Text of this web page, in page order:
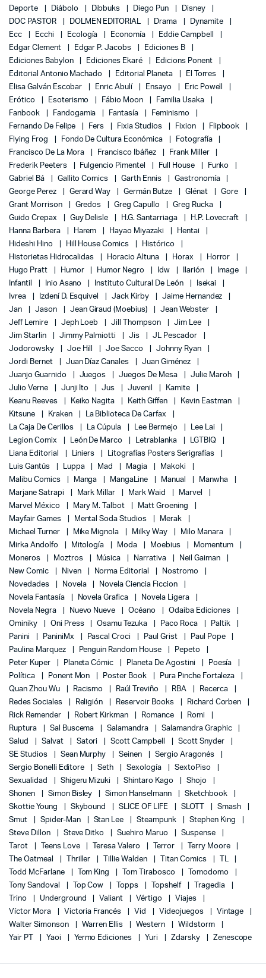
Deporte
Diábolo Dibbuks Diego Pun
Disney
DOC PASTOR
DOLMEN EDITORIAL Drama
Dynamite
Ecc
Ecchi Ecología Economía
Eddie Campbell
Edgar Clement
Edgar P. Jacobs
Ediciones B
Ediciones Babylon
Ediciones Ekaré
Edicions Ponent
Editorial Antonio Machado
Editorial Planeta
El Torres
Elisa Galván Escobar
Enric Abulí Ensayo
Eric Powell
Erótico
Esoterismo Fábio Moon
Familia Usaka
Fanbook
Fandogamia Fantasía
Feminismo
Fernando De Felipe
Fers Fixia Studios Fixion
Flipbook
Flying Frog
Fondo De Cultura Económica
Fotografía
Francisco De La Mora
Francisco Ibáñez
Frank Miller
Frederik Peeters
Fulgencio Pimentel Full House
Funko
Gabriel Bá
Gallito Comics Garth Ennis
Gastronomía
George Perez
Gerard Way Germán Butze Glénat
Gore
Grant Morrison
Gredos Greg Capullo
Greg Rucka
Guido Crepax
Guy Delisle H.G. Santarriaga
H.P. Lovecraft
Hanna Barbera
Harem Hayao Miyazaki
Hentai
Hideshi Hino
Hill House Comics
Histórico
Historietas Hidrocalidas
Horacio Altuna Horax
Horror
Hugo Pratt
Humor Humor Negro Idw Ilarión
Image
Infantil
Inio Asano Instituto Cultural De León
Isekai
Ivrea
Izdení D. Esquivel Jack Kirby
Jaime Hernandez
Jan
Jason Jean Giraud (Moebius)
Jean Webster
Jeff Lemire
Jeph Loeb Jill Thompson
Jim Lee
Jim Starlin
Jimmy Palmiotti Jis
JL Pescador
Jodorowsky
Joe Hill Joe Sacco
Johnny Ryan
Jordi Bernet
Juan Díaz Canales
Juan Giménez
Juanjo Guarnido
Juegos Juegos De Mesa
Julie Maroh
Julio Verne
Junji Ito Jus Juvenil
Kamite
Keanu Reeves
Keiko Nagita Keith Giffen
Kevin Eastman
Kitsune
Kraken
La Biblioteca De Carfax
La Caja De Cerillos
La Cúpula Lee Bermejo
Lee Lai
Legion Comix
León De Marco Letrablanka
LGTBIQ
Liana Editorial
Liniers
Litografías Posters Serigrafías
Luis Gantús
Luppa Mad Magia
Makoki
Malibu Comics
Manga MangaLine Manual
Manwha
Marjane Satrapi
Mark Millar Mark Waid
Marvel
Marvel México
Mary M. Talbot
Matt Groening
Mayfair Games
Mental Soda Studios
Merak
Michael Turner
Mike Mignola Milky Way
Milo Manara
Mirka Andolfo
Mitología Moda Moebius
Momentum
Moneros
Moztros Música Narrativa
Neil Gaiman
New Comic
Niven Norma Editorial
Nostromo
Novedades
Novela
Novela Ciencia Ficcion
Novela Fantasía
Novela Grafica
Novela Ligera
Novela Negra
Nuevo Nueve Océano
Odaiba Ediciones
Ominiky
Oni Press Osamu Tezuka Paco Roca
Paltik
Panini
PaniniMx Pascal Croci Paul Grist
Paul Pope
Paulina Marquez
Penguin Random House
Pepeto
Peter Kuper
Planeta Cómic Planeta De Agostini
Poesía
Política
Ponent Mon Poster Book
Pura Pinche Fortaleza
Quan Zhou Wu
Racismo Raúl Treviño RBA
Recerca
Redes Sociales
Religión Reservoir Books
Richard Corben
Rick Remender
Robert Kirkman Romance
Romi
Ruptura
Sal Buscema Salamandra
Salamandra Graphic
Salud
Salvat Satori Scott Campbell
Scott Snyder
SE Studios
Sean Murphy Seinen
Sergio Aragonés
Sergio Bonelli Editore
Seth Sexología
SextoPiso
Sexualidad
Shigeru Mizuki Shintaro Kago
Shojo
Shonen
Simon Bisley Simon Hanselmann
Sketchbook
Skottie Young
Skybound SLICE OF LIFE SLOTT
Smash
Smut
Spider-Man Stan Lee Steampunk
Stephen King
Steve Dillon
Steve Ditko Suehiro Maruo
Suspense
Tarot
Teens Love Teresa Valero Terror
Terry Moore
The Oatmeal
Thriller Tillie Walden Titan Comics
TL
Todd McFarlane
Tom King Tom Tirabosco
Tomodomo
Tony Sandoval
Top Cow Topps Topshelf
Tragedia
Trino
Underground Valiant Vértigo
Viajes
Víctor Mora
Victoria Francés Vid Videojuegos
Vintage
Walter Simonson
Warren Ellis Western
Wildstorm
Yair PT
Yaoi Yermo Ediciones Yuri Zdarsky Zenescope